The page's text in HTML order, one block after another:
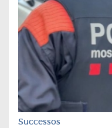
Successos